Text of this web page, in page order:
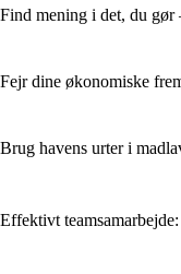
Find mening i det, du gør
Fejr dine økonomiske
Brug havens urter i
Effektivt